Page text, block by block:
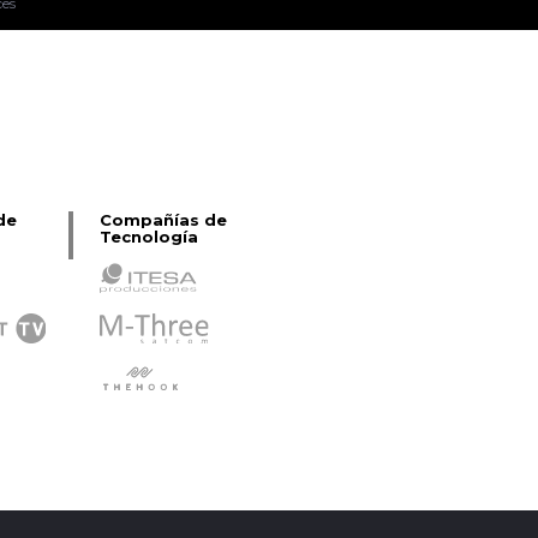
Compañías de
Tecnología